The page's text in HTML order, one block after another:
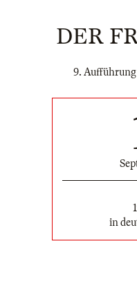
DER
9.
in